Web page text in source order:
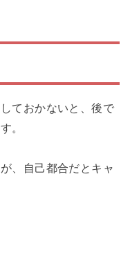
ておかないと、後で
。
、自己都合だとキャ